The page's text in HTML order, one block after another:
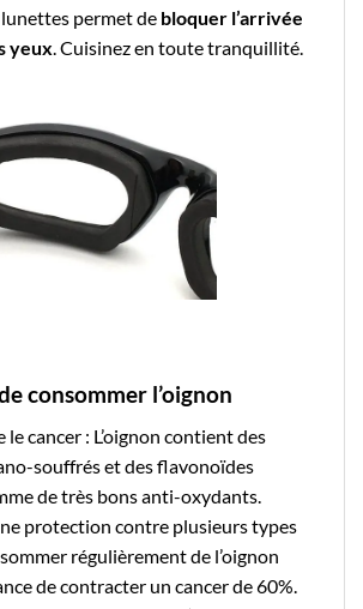
permet de bloquer l’arrivée
yeux. Cuisinez en toute tranquillité.
consommer l’oignon
le cancer : L’oignon contient des
souffrés et des flavonoïdes
de très bons anti-oxydants.
protection contre plusieurs types
régulièrement de l’oignon
de contracter un cancer de 60%.